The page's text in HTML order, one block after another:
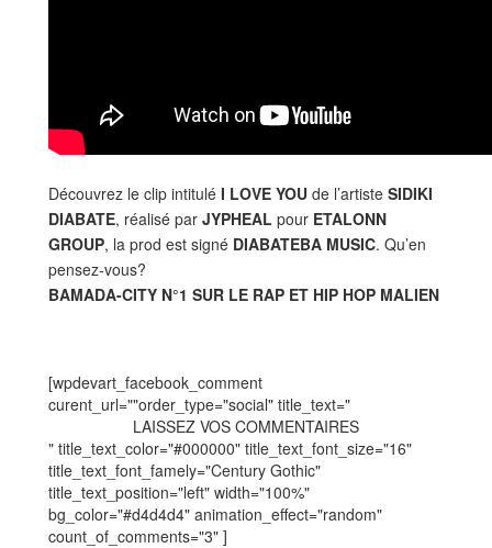
Découvrez le clip intitulé I LOVE YOU de l’artiste SIDIKI
DIABATE, réalisé par JYPHEAL pour ETALONN
GROUP, la prod est signé DIABATEBA MUSIC. Qu’en
pensez-vous?
BAMADA-CITY N°1 SUR LE RAP ET HIP HOP MALIEN
[wpdevart_facebook_comment
curent_url=""order_type="social" title_text="
LAISSEZ VOS COMMENTAIRES
" title_text_color="#000000" title_text_font_size="16"
title_text_font_famely="Century Gothic"
title_text_position="left" width="100%"
bg_color="#d4d4d4" animation_effect="random"
count_of_comments="3" ]